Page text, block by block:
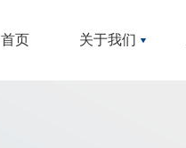
首页 关于我们
企业文化